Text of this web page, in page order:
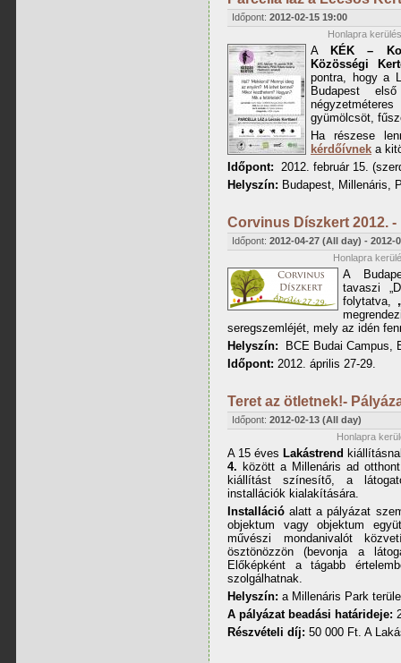
Időpont: 2012-02-15 19:00
Honlapra
A
KÉK –
Közösségi
pontra, hogy a
Budapest
gyümölcsöt,
Ha részese
kérdőívnek a
Időpont: 2012. február 15.
Helyszín: Budapest, Millenáris,
Corvinus Díszkert 2012.
Időpont: 2012-04-27 (All day) - 2012-
Honlapra
A
tavaszi
folytatva,
seregszemléjét, mely az idén
Helyszín: BCE Budai Campus,
Időpont: 2012. április 27-29.
Teret az ötletnek!-
Időpont: 2012-02-13 (All day)
Honlapra
A 15 éves Lakástrend
4. között a Millenáris ad
kiállítást színesítő, a
installációk kialakítására.
Installáció alatt a pályázat
objektum vagy objektum
művészi mondanivalót
ösztönözzön (bevonja a
Előképként a tágabb
szolgálhatnak.
Helyszín: a Millenáris Park
A pályázat beadási határideje:
Részvételi díj: 50 000 Ft. A